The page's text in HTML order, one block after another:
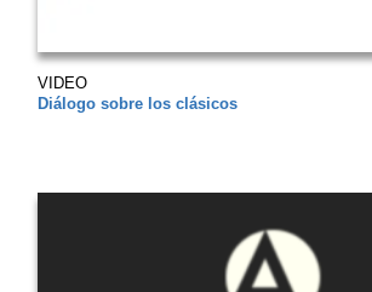
VIDEO
Diálogo sobre los clásicos